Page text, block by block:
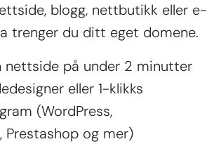
blogg, nettbutikk eller e-
trenger du ditt eget domene.
nettside på under 2 minutter
eller 1-klikks
(WordPress,
Prestashop og mer)